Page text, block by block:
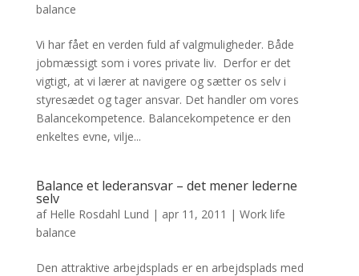
balance
Vi har fået en verden fuld af valgmuligheder. Både
jobmæssigt som i vores private liv. Derfor er det
vigtigt, at vi lærer at navigere og sætter os selv i
styresædet og tager ansvar. Det handler om vores
Balancekompetence. Balancekompetence er den
enkeltes evne, vilje...
Balance et lederansvar – det mener lederne
selv
af Helle Rosdahl Lund | apr 11, 2011 | Work life
balance
Den attraktive arbejdsplads er en arbejdsplads med